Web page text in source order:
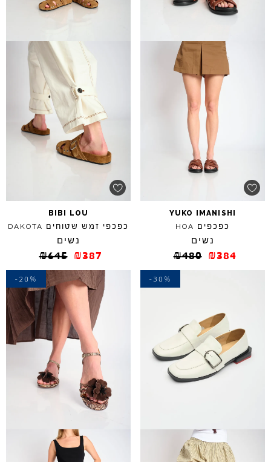
YUKO IMANISHI
כפכפים HOA
נשים
₪480 ₪384
BIBI LOU
כפכפי זמש שטוחים DAKOTA
נשים
₪645 ₪387
-30%
-20%